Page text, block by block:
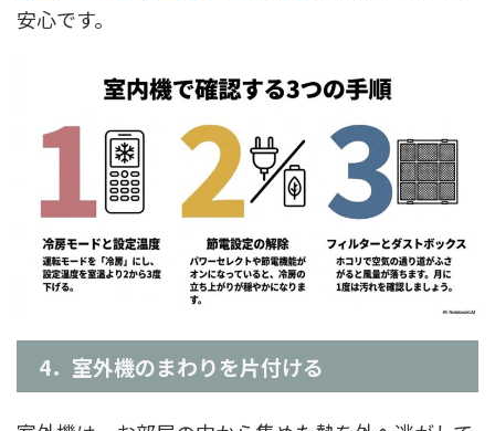
安心です。
4．室外機のまわりを片付ける